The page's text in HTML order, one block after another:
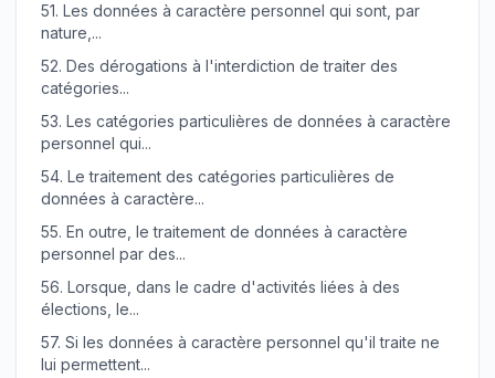
51. Les données à caractère personnel qui sont, par
nature,...
52. Des dérogations à l'interdiction de traiter des
catégories...
53. Les catégories particulières de données à caractère
personnel qui...
54. Le traitement des catégories particulières de
données à caractère...
55. En outre, le traitement de données à caractère
personnel par des...
56. Lorsque, dans le cadre d'activités liées à des
élections, le...
57. Si les données à caractère personnel qu'il traite ne
lui permettent...